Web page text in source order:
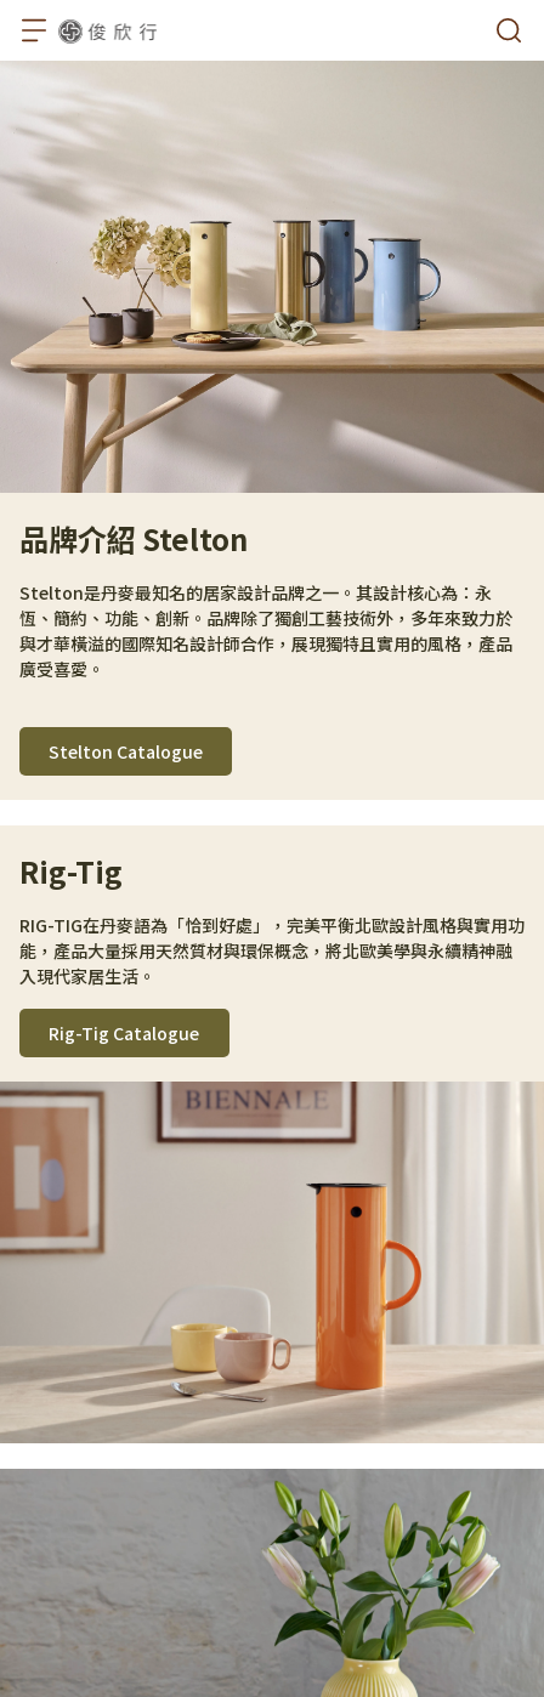
品牌介紹 Stelton
Stelton是丹麥最知名的居家設計品牌之一。其設計核心為：永
恆、簡約、功能、創新。品牌除了獨創工藝技術外，多年來致力於
與才華橫溢的國際知名設計師合作，展現獨特且實用的風格，產品
廣受喜愛。
Stelton Catalogue
Rig-Tig
RIG-TIG在丹麥語為「恰到好處」，完美平衡北歐設計風格與實用功
能，產品大量採用天然質材與環保概念，將北歐美學與永續精神融
入現代家居生活。
Rig-Tig Catalogue